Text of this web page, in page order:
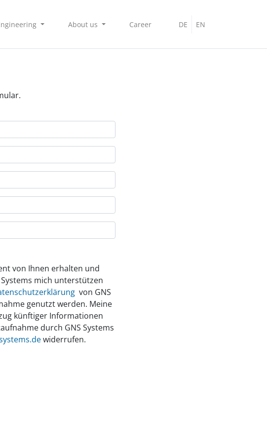
About us Career DE EN
von Ihnen erhalten und
mich unterstützen
von GNS
genutzt werden. Meine
künftiger Informationen
durch GNS Systems
widerrufen.